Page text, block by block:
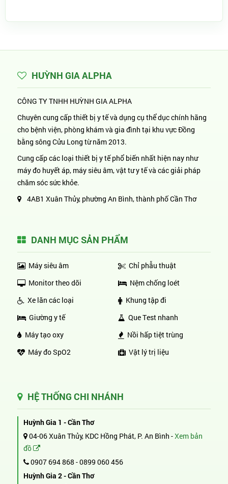
HUỲNH GIA ALPHA
CÔNG TY TNHH HUỲNH GIA ALPHA
Chuyên cung cấp thiết bị y tế và dụng cụ thể dục chính hãng
cho bệnh viện, phòng khám và gia đình tại khu vực Đồng
bằng sông Cửu Long từ năm 2013.
Cung cấp các loại thiết bị y tế phổ biến nhất hiện nay như
máy đo huyết áp, máy siêu âm, vật tư y tế và các giải pháp
chăm sóc sức khỏe.
4AB1 Xuân Thủy, phường An Bình, thành phố Cần Thơ
DANH MỤC SẢN PHẨM
Máy siêu âm
Monitor theo dõi
Xe lăn các loại
Giường y tế
Máy tạo oxy
Máy đo SpO2
Chỉ phẫu thuật
Nệm chống loét
Khung tập đi
Que Test nhanh
Nồi hấp tiệt trùng
Vật lý trị liệu
HỆ THỐNG CHI NHÁNH
Huỳnh Gia 1 - Cần Thơ
04-06 Xuân Thủy, KDC Hồng Phát, P. An Bình -Xem bản
đồ
0907 694 868 -0899 060 456
Huỳnh Gia 2 - Cần Thơ